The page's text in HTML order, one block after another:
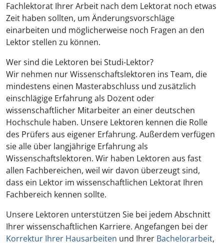
Fachlektorat Ihrer Arbeit nach dem Lektorat noch etwas
Zeit haben sollten, um Änderungsvorschläge
einarbeiten und möglicherweise noch Fragen an den
Lektor stellen zu können.
Wer sind die Lektoren bei Studi-Lektor?
Wir nehmen nur Wissenschaftslektoren ins Team, die
mindestens einen Masterabschluss und zusätzlich
einschlägige Erfahrung als Dozent oder
wissenschaftlicher Mitarbeiter an einer deutschen
Hochschule haben. Unsere Lektoren kennen die Rolle
des Prüfers aus eigener Erfahrung. Außerdem verfügen
sie alle über langjährige Erfahrung als
Wissenschaftslektoren. Wir haben Lektoren aus fast
allen Fachbereichen, weil wir davon überzeugt sind,
dass ein Lektor im wissenschaftlichen Lektorat Ihren
Fachbereich kennen sollte.
Unsere Lektoren unterstützen Sie bei jedem Abschnitt
Ihrer wissenschaftlichen Karriere. Angefangen bei der
Korrektur Ihrer Hausarbeiten und Ihrer Bachelorarbeit,